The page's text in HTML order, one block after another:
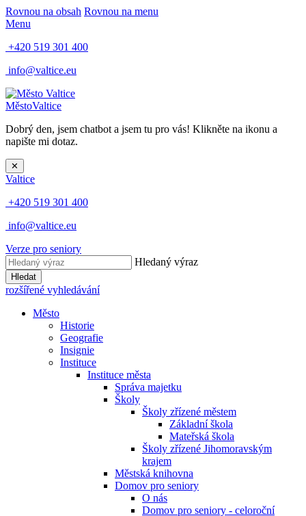
Rovnou na obsah Rovnou na menu
Menu
+420 519 301 400
info@valtice.eu
MěstoValtice
Dobrý den, jsem chatbot a jsem tu pro vás! Klikněte na ikonu a
napište mi dotaz.
✕
Valtice
+420 519 301 400
info@valtice.eu
Verze pro seniory
Hledaný výraz
Hledat
rozšířené vyhledávání
Město
Historie
Geografie
Insignie
Instituce
Instituce města
Správa majetku
Školy
Školy zřízené městem
Základní škola
Mateřská škola
Školy zřízené Jihomoravským
krajem
Městská knihovna
Domov pro seniory
O nás
Domov pro seniory - celoroční